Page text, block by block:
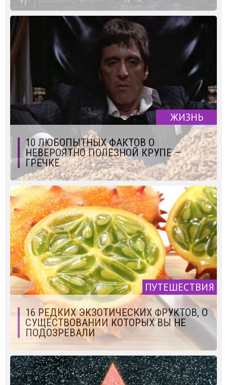
ЖИЗНЬ
10 ЛЮБОПЫТНЫХ ФАКТОВ О
НЕВЕРОЯТНО ПОЛЕЗНОЙ КРУПЕ —
ГРЕЧКЕ
ПУТЕШЕСТВИЯ
16 РЕДКИХ ЭКЗОТИЧЕСКИХ ФРУКТОВ, О
СУЩЕСТВОВАНИИ КОТОРЫХ ВЫ НЕ
ПОДОЗРЕВАЛИ